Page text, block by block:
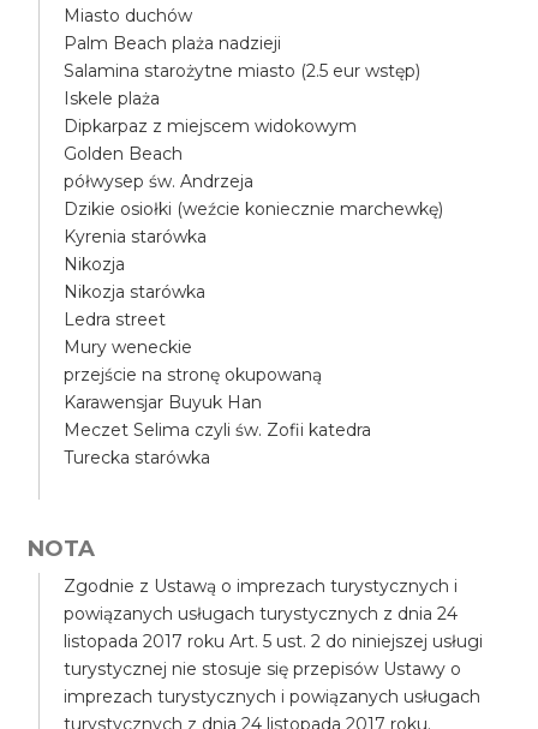
Miasto duchów
Palm Beach plaża nadzieji
Salamina starożytne miasto (2.5 eur wstęp)
Iskele plaża
Dipkarpaz z miejscem widokowym
Golden Beach
półwysep św. Andrzeja
Dzikie osiołki (weźcie koniecznie marchewkę)
Kyrenia starówka
Nikozja
Nikozja starówka
Ledra street
Mury weneckie
przejście na stronę okupowaną
Karawensjar Buyuk Han
Meczet Selima czyli św. Zofii katedra
Turecka starówka
NOTA
Zgodnie z Ustawą o imprezach turystycznych i
powiązanych usługach turystycznych z dnia 24
listopada 2017 roku Art. 5 ust. 2 do niniejszej usługi
turystycznej nie stosuje się przepisów Ustawy o
imprezach turystycznych i powiązanych usługach
turystycznych z dnia 24 listopada 2017 roku.